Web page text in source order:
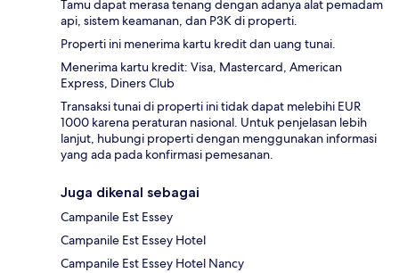
Tamu dapat merasa tenang dengan adanya alat pemadam
api, sistem keamanan, dan P3K di properti.
Properti ini menerima kartu kredit dan uang tunai.
Menerima kartu kredit: Visa, Mastercard, American
Express, Diners Club
Transaksi tunai di properti ini tidak dapat melebihi EUR
1000 karena peraturan nasional. Untuk penjelasan lebih
lanjut, hubungi properti dengan menggunakan informasi
yang ada pada konfirmasi pemesanan.
Juga dikenal sebagai
Campanile Est Essey
Campanile Est Essey Hotel
Campanile Est Essey Hotel Nancy